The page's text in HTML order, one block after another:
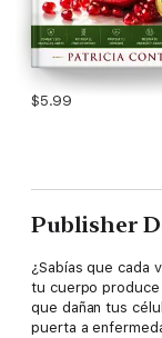
$5.99
Publisher
¿Sabías que cada
tu cuerpo produce
que dañan tus
puerta a